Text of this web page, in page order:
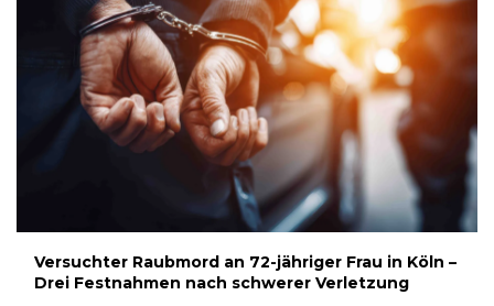
Versuchter Raubmord an 72-jähriger Frau in Köln –
Drei Festnahmen nach schwerer Verletzung